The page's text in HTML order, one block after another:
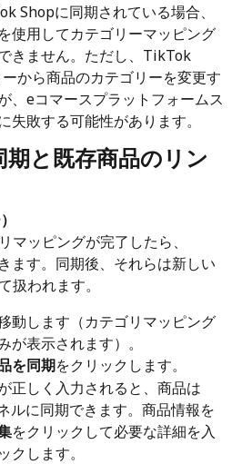
Shopに同期されている場合、
使用してカテゴリーマッピング
きません。ただし、TikTok
から商品のカテゴリーを変更す
、eコマースプラットフォームス
失敗する可能性があります。
期と既存商品のリン
マッピングが完了したら、
ます。同期後、それらは新しい
扱われます。
動します（カテゴリマッピング
が表示されます）。
を同期をクリックします。
正しく入力されると、商品は
ルに同期できます。商品情報を
をクリックして必要な詳細を入
クします。